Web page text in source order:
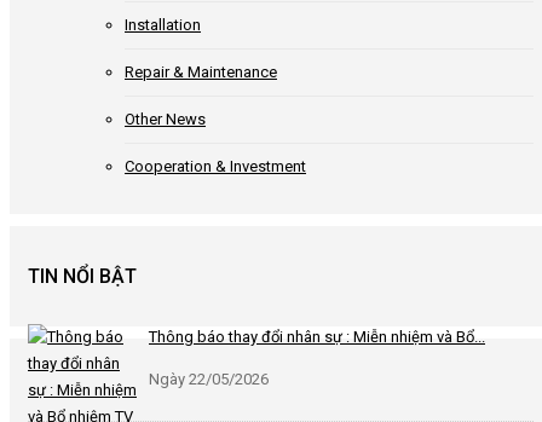
Installation
Repair & Maintenance
Other News
Cooperation & Investment
TIN NỔI BẬT
Thông báo thay đổi nhân sự : Miễn nhiệm và Bổ...
Ngày 22/05/2026